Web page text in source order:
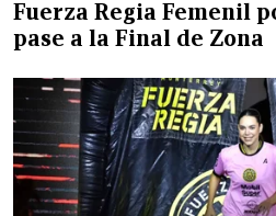
Fuerza Regia Femenil
pase a la Final de Zona